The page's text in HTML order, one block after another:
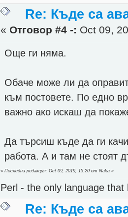
Re: Къде са
« Отговор #4 -: Oct 09,
Още ги няма.
Обаче може ли да
към постовете. По едно
важно ако искаш да
Да търсиш къде да ги
работа. А и там не стоят
«Последна редакция: Oct 09, 2019, 15:20 от Naka »
Perl - the only language
Re: Къде са